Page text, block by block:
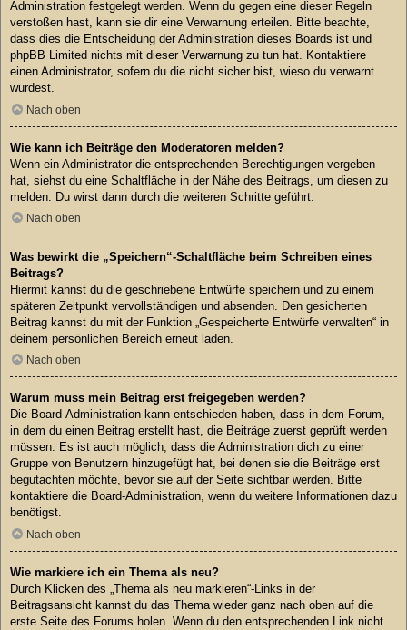
Administration festgelegt werden. Wenn du gegen eine dieser Regeln
verstoßen hast, kann sie dir eine Verwarnung erteilen. Bitte beachte,
dass dies die Entscheidung der Administration dieses Boards ist und
phpBB Limited nichts mit dieser Verwarnung zu tun hat. Kontaktiere
einen Administrator, sofern du die nicht sicher bist, wieso du verwarnt
wurdest.
Nach oben
Wie kann ich Beiträge den Moderatoren melden?
Wenn ein Administrator die entsprechenden Berechtigungen vergeben
hat, siehst du eine Schaltfläche in der Nähe des Beitrags, um diesen zu
melden. Du wirst dann durch die weiteren Schritte geführt.
Nach oben
Was bewirkt die „Speichern“-Schaltfläche beim Schreiben eines
Beitrags?
Hiermit kannst du die geschriebene Entwürfe speichern und zu einem
späteren Zeitpunkt vervollständigen und absenden. Den gesicherten
Beitrag kannst du mit der Funktion „Gespeicherte Entwürfe verwalten“ in
deinem persönlichen Bereich erneut laden.
Nach oben
Warum muss mein Beitrag erst freigegeben werden?
Die Board-Administration kann entschieden haben, dass in dem Forum,
in dem du einen Beitrag erstellt hast, die Beiträge zuerst geprüft werden
müssen. Es ist auch möglich, dass die Administration dich zu einer
Gruppe von Benutzern hinzugefügt hat, bei denen sie die Beiträge erst
begutachten möchte, bevor sie auf der Seite sichtbar werden. Bitte
kontaktiere die Board-Administration, wenn du weitere Informationen dazu
benötigst.
Nach oben
Wie markiere ich ein Thema als neu?
Durch Klicken des „Thema als neu markieren“-Links in der
Beitragsansicht kannst du das Thema wieder ganz nach oben auf die
erste Seite des Forums holen. Wenn du den entsprechenden Link nicht